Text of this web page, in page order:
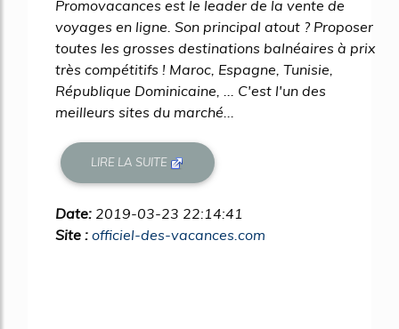
Promovacances est le leader de la vente de
voyages en ligne. Son principal atout ? Proposer
toutes les grosses destinations balnéaires à prix
très compétitifs ! Maroc, Espagne, Tunisie,
République Dominicaine, ... C'est l'un des
meilleurs sites du marché...
LIRE LA SUITE
Date: 2019-03-23 22:14:41
Site : officiel-des-vacances.com